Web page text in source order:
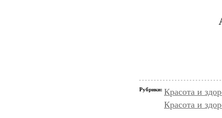
Рубрики: Красота и
Красота и